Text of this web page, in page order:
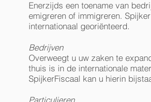
Enerzijds een toename van
emigreren of immigreren.
internationaal georiënteerd.
Bedrijven
Overweegt u uw zaken te
thuis is in de internationale
SpijkerFiscaal kan u hierin
Particulieren